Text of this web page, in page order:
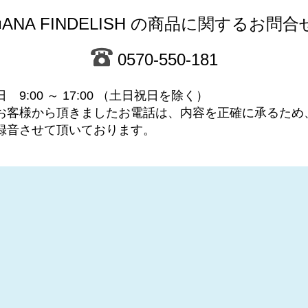
FINDELISH の商品に関するお問合
0570-550-181
9:00 ～ 17:00 （土日祝日を除く）
様から頂きましたお電話は、内容を正確に承るため
音させて頂いております。